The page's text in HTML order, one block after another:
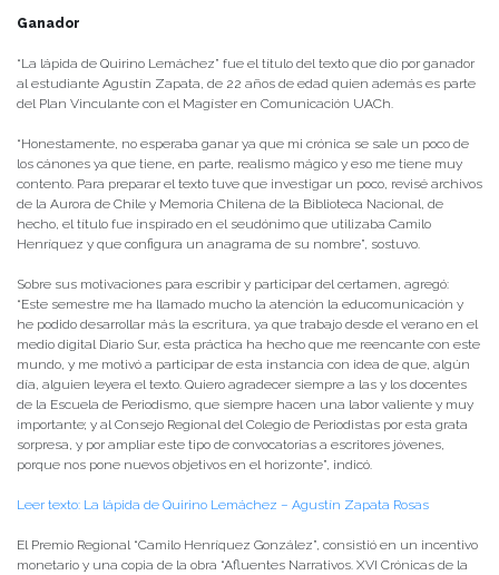
Ganador
“La lápida de Quirino Lemáchez” fue el título del texto que dio por ganador
al estudiante Agustín Zapata, de 22 años de edad quien además es parte
del Plan Vinculante con el Magíster en Comunicación UACh.
“Honestamente, no esperaba ganar ya que mi crónica se sale un poco de
los cánones ya que tiene, en parte, realismo mágico y eso me tiene muy
contento. Para preparar el texto tuve que investigar un poco, revisé archivos
de la Aurora de Chile y Memoria Chilena de la Biblioteca Nacional, de
hecho, el título fue inspirado en el seudónimo que utilizaba Camilo
Henríquez y que configura un anagrama de su nombre”, sostuvo.
Sobre sus motivaciones para escribir y participar del certamen, agregó:
“Este semestre me ha llamado mucho la atención la educomunicación y
he podido desarrollar más la escritura, ya que trabajo desde el verano en el
medio digital Diario Sur, esta práctica ha hecho que me reencante con este
mundo, y me motivó a participar de esta instancia con idea de que, algún
día, alguien leyera el texto. Quiero agradecer siempre a las y los docentes
de la Escuela de Periodismo, que siempre hacen una labor valiente y muy
importante; y al Consejo Regional del Colegio de Periodistas por esta grata
sorpresa, y por ampliar este tipo de convocatorias a escritores jóvenes,
porque nos pone nuevos objetivos en el horizonte”, indicó.
Leer texto: La lápida de Quirino Lemáchez – Agustín Zapata Rosas
El Premio Regional “Camilo Henríquez González”, consistió en un incentivo
monetario y una copia de la obra “Afluentes Narrativos. XVI Crónicas de la